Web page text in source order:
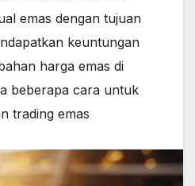
emas dengan tujuan
keuntungan
harga emas di
beberapa cara untuk
trading emas